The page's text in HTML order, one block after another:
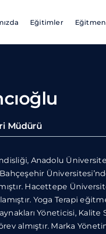
Eğitimler
Müdürü
Anadolu
Hacettepe
Yoga Terapi
Yöneticisi,
almıştır. Marka